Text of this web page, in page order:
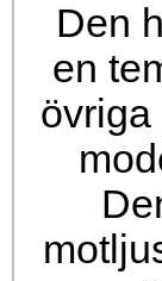
Den
en
övriga